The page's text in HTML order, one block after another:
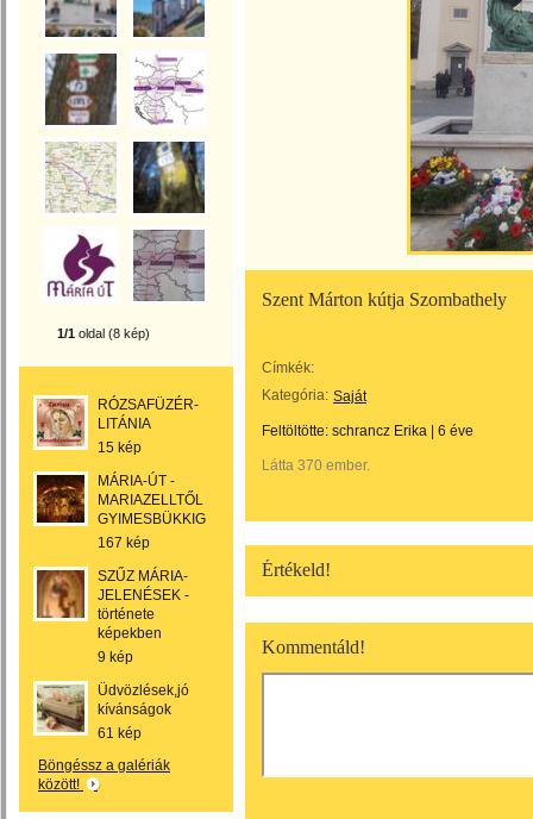
1/1 oldal (8 kép)
RÓZSAFÜZÉR-
LITÁNIA
15 kép
MÁRIA-ÚT -
MARIAZELLTŐL
GYIMESBÜKKIG
167 kép
SZŰZ MÁRIA-
JELENÉSEK -
története
képekben
9 kép
Üdvözlések,jó
kívánságok
61 kép
Böngéssz a galériák
között!
Szent Márton kútja Szombathely
Címkék:
Kategória: Saját
Feltöltötte: schrancz Erika 6 éve
Látta 370 ember.
Értékeld!
Kommentáld!